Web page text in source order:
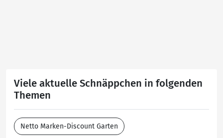
Viele aktuelle Schnäppchen in folgenden
Themen
Netto Marken-Discount Garten